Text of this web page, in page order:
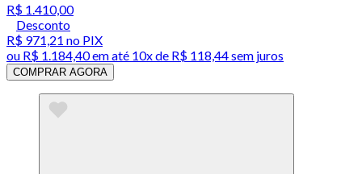
R$ 1.410,00
Desconto
R$ 971,21 no PIX
ou R$ 1.184,40em até 10x de R$ 118,44 sem juros
COMPRAR AGORA